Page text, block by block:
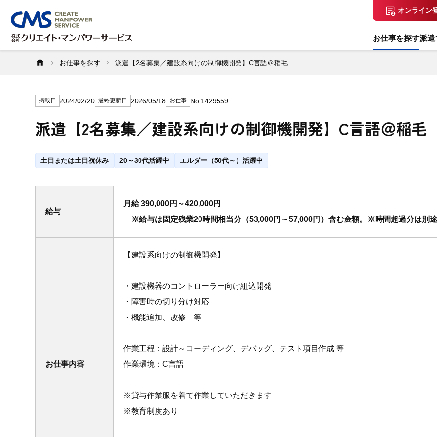
オンライン
お仕事を探す派遣
お仕事を探す 派遣【2名募集／建設系向けの制御機開発】C言語＠稲毛
掲載日 2024/02/20 最終更新日 2026/05/18 お仕事 No.1429559
派遣【2名募集／建設系向けの制御機開発】C言語＠稲毛
土日または土日祝休み 20～30代活躍中 エルダー（50代～）活躍中
給与
月給 390,000円～420,000円
※給与は固定残業20時間相当分（53,000円～57,000円）含む金額。※時間超過分は別途
お仕事内容
【建設系向けの制御機開発】
・建設機器のコントローラー向け組込開発
・障害時の切り分け対応
・機能追加、改修 等
作業工程：設計～コーディング、デバッグ、テスト項目作成 等
作業環境：C言語
※貸与作業服を着て作業していただきます
※教育制度あり